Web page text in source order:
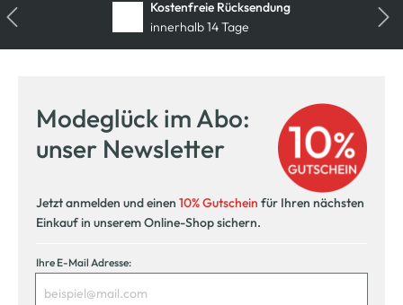
Kostenfreie Rücksendung
innerhalb 14 Tage
Modeglück im Abo:
unser Newsletter
Jetzt anmelden und einen 10% Gutschein für Ihren nächsten
Einkauf in unserem Online-Shop sichern.
Ihre E-Mail Adresse: